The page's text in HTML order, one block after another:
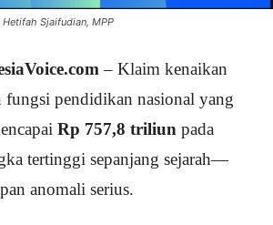
Hetifah Sjaifudian, MPP
– Klaim kenaikan
fungsi pendidikan nasional yang
Rp 757,8 triliun pada
tertinggi sepanjang sejarah—
anomali serius.